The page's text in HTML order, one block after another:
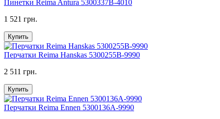
Пинетки Reima Antura 5300337B-4010
1 521 грн.
Купить
Перчатки Reima Hanskas 5300255B-9990
2 511 грн.
Купить
Перчатки Reima Ennen 5300136A-9990